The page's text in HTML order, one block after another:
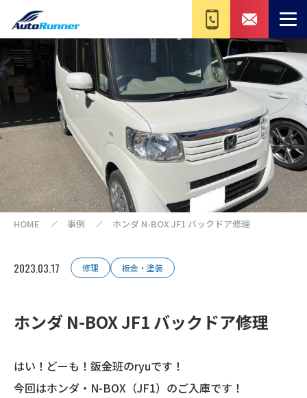
HOME 事例 ホンダ N-BOX JF1 バックドア修理
2023.03.17 修理 板金・塗装
ホンダ N-BOX JF1 バックドア修理
はい！どーも！鈑金班のryuです！
今回はホンダ・N-BOX（JF1）のご入庫です！